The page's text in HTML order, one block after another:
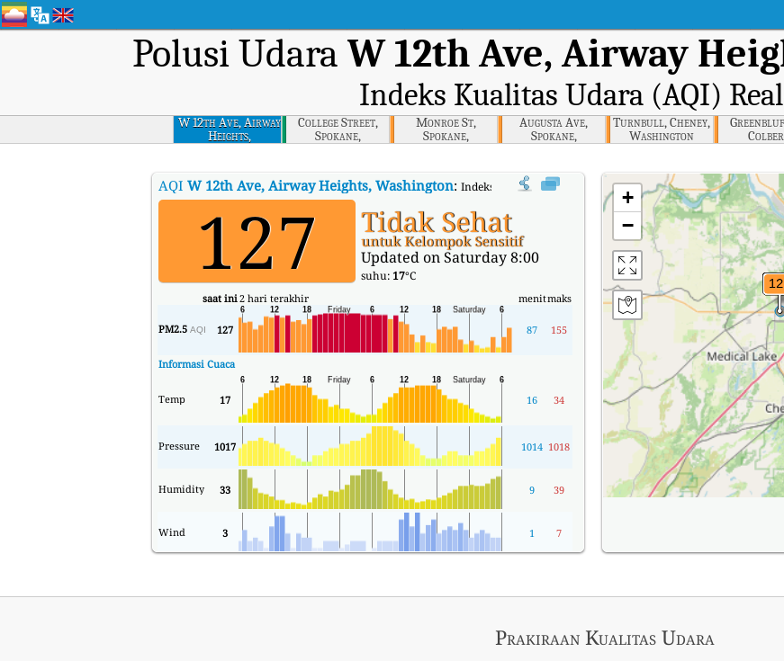
Polusi UdaraW 12th Ave, Airway
Indeks Kualitas Udara (AQI)
W 12th Ave, Airway
Heights,
Washington
College Street,
Spokane,
Washington
Monroe St,
Spokane,
Washington
Augusta Ave,
Spokane,
Washington
Turnbull, Cheney,
Washington
AQI W 12th Ave, Airway Heights, Washington: Indeks Kualitas Udara (AQI) Real-time W 12th Ave, Airway
127 Tidak Sehat
untuk Kelompok Sensitif
Updated on Saturday 8:00
suhu: 17°C
saat ini2 hari terakhir menitmaks
PM2.5 AQI 127 87 155
Informasi Cuaca
Temp 17 16 34
Pressure 1017 1014 1018
Humidity 33 9 39
Wind 3 1 7
+
−
Prakiraan Kualitas Udara